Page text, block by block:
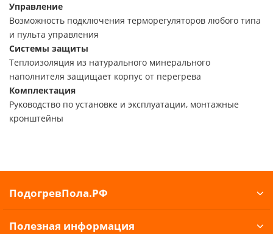
Управление
Возможность подключения терморегуляторов любого типа
и пульта управления
Системы защиты
Теплоизоляция из натурального минерального
наполнителя защищает корпус от перегрева
Комплектация
Руководство по установке и эксплуатации, монтажные
кронштейны
ПодогревПола.РФ
Полезная информация